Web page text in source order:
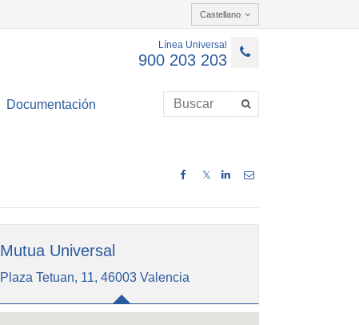
Castellano
Línea Universal
900 203 203
Documentación
𝕏
Mutua Universal
Plaza Tetuan, 11, 46003 Valencia